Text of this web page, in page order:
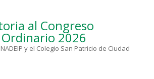
al Congreso
2026
y el Colegio San Patricio de Ciudad